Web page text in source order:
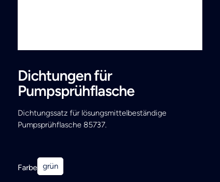
Dichtungen für
Pumpsprühflasche
Dichtungssatz für lösungsmittelbeständige
Pumpsprühflasche 85737.
Farbe grün